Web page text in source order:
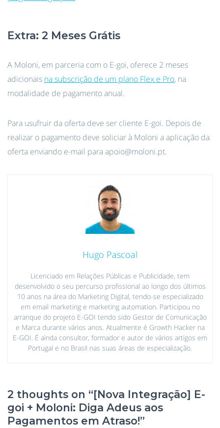
Extra: 2 Meses Grátis
A Moloni, em parceria com o E-goi, oferece 2 meses
adicionais na subscrição de um plano Flex e Pro, na
modalidade de pagamento anual.
Para usufruir da oferta deve ser cliente E-goi. Depois de
realizar o pagamento deve soliciar à Moloni a aplicação da
oferta enviando e-mail para apoio@moloni.pt.
Hugo Pascoal
Licenciado em Relações Públicas e Publicidade, tem
desenvolvido o seu percurso profissional ao longo dos últimos
10 anos na área do Marketing Digital, tendo-se especializado
em email marketing e marketing automation. Participou no
arranque do projeto E-GOI tendo sido Gestor de Comunicação
e Marca durante vários anos. Atualmente é Growth Hacker na
E-GOI. É ainda consultor, formador e autor de vários artigos em
Portugal e no Brasil nas suas áreas de especialização.
2 thoughts on “[Nova Integração] E-
goi + Moloni: Diga Adeus aos
Pagamentos em Atraso!”